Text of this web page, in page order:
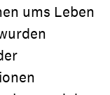
ums Leben